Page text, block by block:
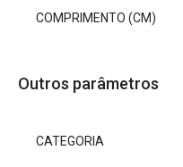
COMPRIMENTO (CM)
Outros parâmetros
CATEGORIA